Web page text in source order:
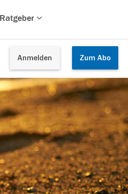
Ratgeber
Anmelden Zum Abo